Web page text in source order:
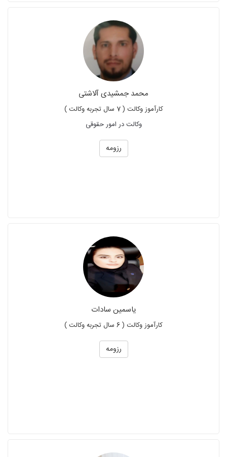
محمد جمشیدی آلاشتی
کارآموز وکالت ( 7 سال تجربه وکالت )
وکالت در امور حقوقی
رزومه
یاسمین سادات
کارآموز وکالت ( 6 سال تجربه وکالت )
رزومه